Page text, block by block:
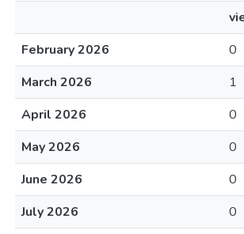
February 2026
0
March 2026
1
April 2026
0
May 2026
0
June 2026
0
July 2026
0